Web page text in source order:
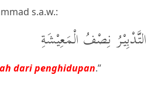
s.a.w.:
التَّدْبِيْرُ نِصْفُ الْمَعِيْشَةِ
dari penghidupan.”